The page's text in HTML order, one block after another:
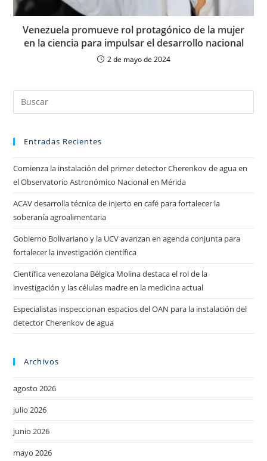
Venezuela promueve rol protagónico de la mujer
en la ciencia para impulsar el desarrollo nacional
2 de mayo de 2024
Entradas Recientes
Comienza la instalación del primer detector Cherenkov de agua en
el Observatorio Astronómico Nacional en Mérida
ACAV desarrolla técnica de injerto en café para fortalecer la
soberanía agroalimentaria
Gobierno Bolivariano y la UCV avanzan en agenda conjunta para
fortalecer la investigación científica
Científica venezolana Bélgica Molina destaca el rol de la
investigación y las células madre en la medicina actual
Especialistas inspeccionan espacios del OAN para la instalación del
detector Cherenkov de agua
Archivos
agosto 2026
julio 2026
junio 2026
mayo 2026